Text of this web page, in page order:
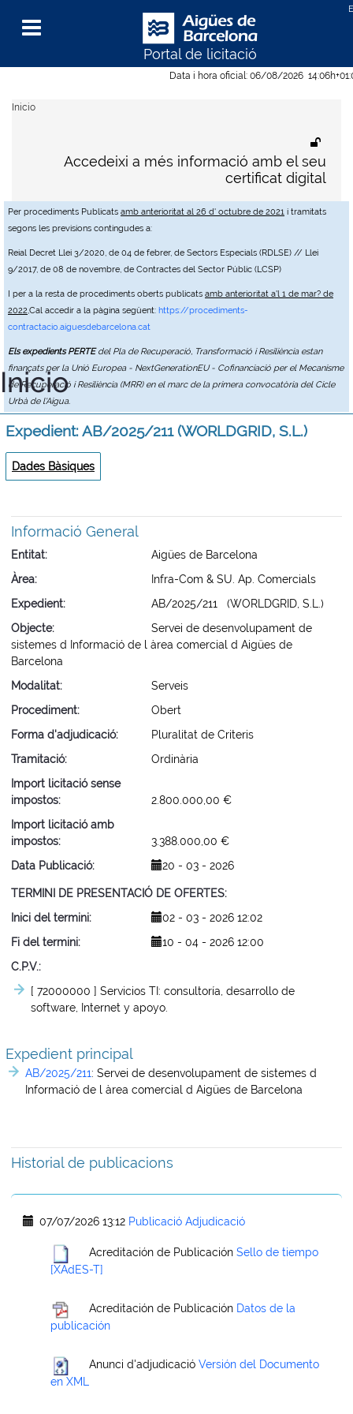
Data i hora oficial: 06/08/2026 14:06h
Per procediments Publicats amb anterioritat al 26 d' octubre de 2021 i tramitats
segons les previsions contingudes a:
Reial Decret Llei 3/2020, de 04 de febrer, de Sectors Especials (RDLSE) // Llei
9/2017, de 08 de novembre, de Contractes del Sector Públic (LCSP)
I per a la resta de procediments oberts publicats amb anterioritat a'l 1 de mar? de
2022,Cal accedir a la pàgina següent: https://procediments-
contractacio.aiguesdebarcelona.cat
Els expedients PERTEdel Pla de Recuperació, Transformació i Resiliència estan
finançats per la Unió Europea - NextGenerationEU - Cofinanciació per el Mecanisme
de Recuperació i Resiliència (MRR) en el marc de la primera convocatòria del Cicle
Urbà de l'Aigua.
Portal de licitació
Menu
Accedeixi a més informació amb el seu
certificat digital
Inicio
Inicio
Expedient: AB/2025/211 (WORLDGRID, S.L.)
Dades Bàsiques
Informació General
Entitat
Aigües de Barcelona
Àrea
Infra-Com & SU. Ap. Comercials
Expedient
AB/2025/211 (WORLDGRID, S.L.)
Objecte
Servei de desenvolupament de
sistemes d Informació de l àrea comercial d Aigües de
Barcelona
Modalitat
Serveis
Procediment
Obert
Forma d'adjudicació
Pluralitat de Criteris
Tramitació
Ordinària
Import licitació sense
impostos
2.800.000,00 €
Import licitació amb
impostos
3.388.000,00 €
Data Publicació
20 - 03 - 2026
TERMINI DE PRESENTACIÓ DE OFERTES
Inici del termini
02 - 03 - 2026 12:02
Fi del termini
10 - 04 - 2026 12:00
C.P.V.
[ 72000000 ] Servicios TI: consultoría, desarrollo de
software, Internet y apoyo.
Expedient principal
AB/2025/211: Servei de desenvolupament de sistemes d
Informació de l àrea comercial d Aigües de Barcelona
Historial de publicacions
07/07/2026 13:12 Publicació Adjudicació
Acreditación de Publicación Sello de tiempo
[XAdES-T]
Acreditación de Publicación Datos de la
publicación
Anunci d'adjudicació Versión del Documento
en XML